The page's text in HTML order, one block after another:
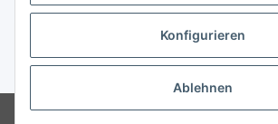
Konfigurieren
Ablehnen
Vertrag widerrufen
* Alle Preise inkl. gesetzlicher USt., zzgl.Versand
© Matthias Herlitzius